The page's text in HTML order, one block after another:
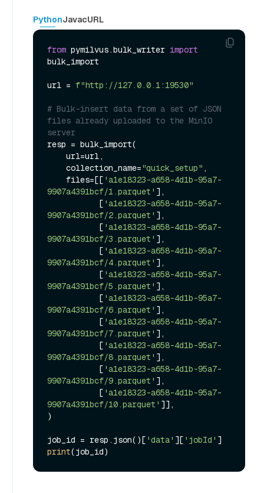
PythonJavacURL
from pymilvus.bulk_writer import
bulk_import
url = f"http://127.0.0.1:19530"
# Bulk-insert data from a set of JSON
files already uploaded to the MinIO
server
resp = bulk_import(
    collection_name=
"quick_setup" ,
    files=[[
'a1e18323-a658-4d1b-95a7-
9907a4391bcf/1.parquet' ],
           [
'a1e18323-a658-4d1b-95a7-
9907a4391bcf/2.parquet' ],
           [
'a1e18323-a658-4d1b-95a7-
9907a4391bcf/3.parquet' ],
           [
'a1e18323-a658-4d1b-95a7-
9907a4391bcf/4.parquet' ],
           [
'a1e18323-a658-4d1b-95a7-
9907a4391bcf/5.parquet' ],
           [
'a1e18323-a658-4d1b-95a7-
9907a4391bcf/6.parquet' ],
           [
'a1e18323-a658-4d1b-95a7-
9907a4391bcf/7.parquet' ],
           [
'a1e18323-a658-4d1b-95a7-
9907a4391bcf/8.parquet' ],
           [
'a1e18323-a658-4d1b-95a7-
9907a4391bcf/9.parquet' ],
           [
'a1e18323-a658-4d1b-95a7-
9907a4391bcf/10.parquet' ]],
)
job_id = resp.json()[ 'data' ][ 'jobId'
print